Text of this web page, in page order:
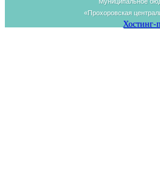
«Прохоровская
Хостинг-